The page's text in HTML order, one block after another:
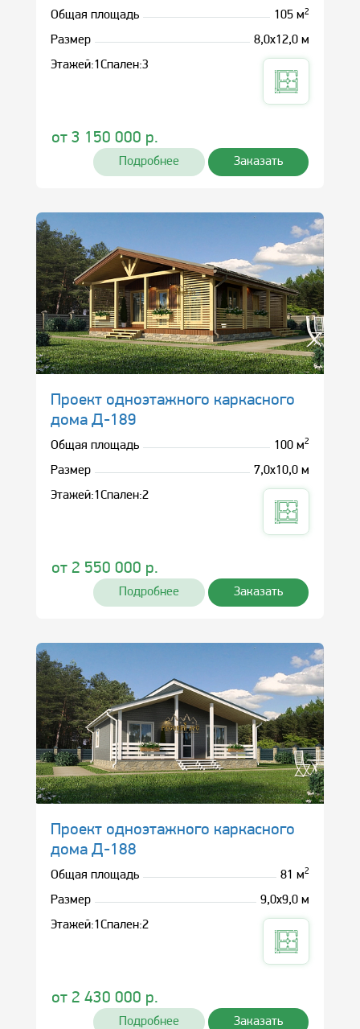
Общая площадь 105 м2
Размер
8,0х12,0 м
Этажей:1Спален:3
от 3 150 000 р.
Подробнее Заказать
Проект одноэтажного каркасного
дома Д-189
Общая площадь 100 м2
Размер
7,0х10,0 м
Этажей:1 Спален:2
от 2 550 000 р.
Подробнее Заказать
Проект одноэтажного каркасного
дома Д-188
Общая площадь 81 м2
Размер
9,0х9,0 м
Этажей:1 Спален:2
от 2 430 000 р.
Подробнее Заказать